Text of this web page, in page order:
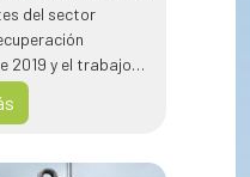
del sector
2019 y el trabajo
sector privado
y las fuentes